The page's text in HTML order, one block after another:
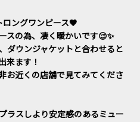
ングワンピース🖤
スの為、凄く暖かいです😌✨
ダウンジャケットと合わせると
来ます！
お近くの店舗で見てみてくださ
ラスしより安定感のあるミュー